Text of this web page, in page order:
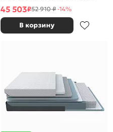
45 503₽52 910 ₽-14%
В корзину